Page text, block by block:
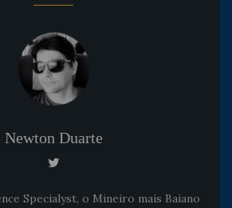
Newton Duarte
Specialyst, o Mineiro mais Baiano